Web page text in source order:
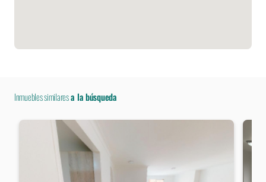
Inmuebles similaresa la búsqueda